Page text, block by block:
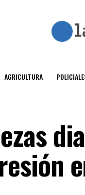
AGRICULTURA